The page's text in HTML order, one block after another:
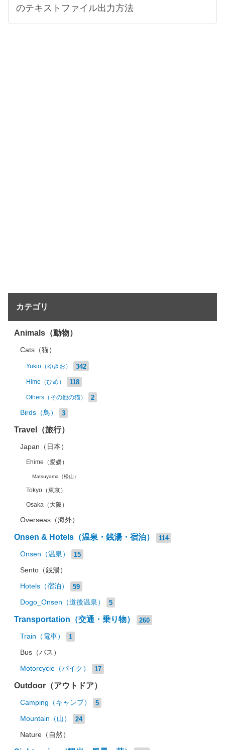
のテキストファイル出力方法
カテゴリ
Animals（動物）
Cats（猫）
Yukio（ゆきお） 342
Hime（ひめ） 118
Others（その他の猫） 2
Birds（鳥） 3
Travel（旅行）
Japan（日本）
Ehime（愛媛）
Matsuyama（松山）
Tokyo（東京）
Osaka（大阪）
Overseas（海外）
Onsen & Hotels（温泉・銭湯・宿泊） 114
Onsen（温泉） 15
Sento（銭湯）
Hotels（宿泊） 59
Dogo_Onsen（道後温泉） 5
Transportation（交通・乗り物） 260
Train（電車） 1
Bus（バス）
Motorcycle（バイク） 17
Outdoor（アウトドア）
Camping（キャンプ） 5
Mountain（山） 24
Nature（自然）